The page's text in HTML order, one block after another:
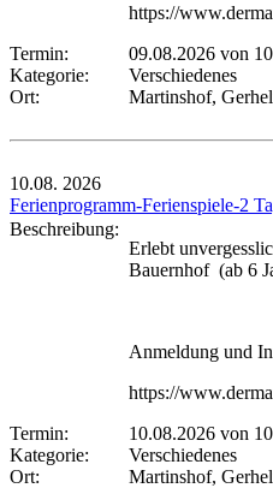
https://
Termin:
09.08.2026 von
Kategorie:
Verschiedenes
Ort:
Martinshof,
10.08. 2026
Ferienprogramm-Ferienspiele-2
Beschreibung:
Erlebt
Bauernhof (ab 6
Anmeldung und
https://
Termin:
10.08.2026 von
Kategorie:
Verschiedenes
Ort:
Martinshof,